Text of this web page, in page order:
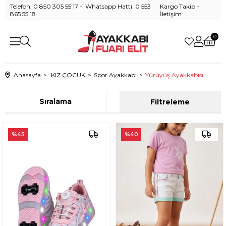
Telefon: 0 850 305 55 17 - Whatsapp Hattı: 0 553
865 55 18
Kargo Takip -
İletişim
0
Anasayfa KIZ ÇOCUK Spor Ayakkabı Yürüyüş Ayakkabısı
Filtreleme
Sıralama
%45 %40